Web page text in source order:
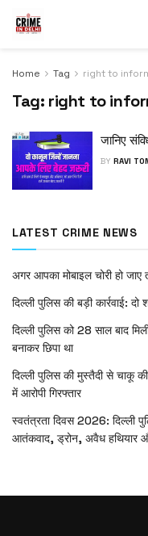
Home Tag right to
Tag: right to
जानिए
BY RAVI
LATEST CRIME NEWS
अगर आपका मोबाइल चोरी हो
दिल्ली पुलिस की बड़ी कार्रवाई:
दिल्ली पुलिस को 28 साल बाद
बनाकर छिपा था
दिल्ली पुलिस की मुस्तैदी से चाकू
में आरोपी गिरफ्तार
स्वतंत्रता दिवस 2026: दिल्ली
आतंकवाद, ड्रोन, अवैध हथियार